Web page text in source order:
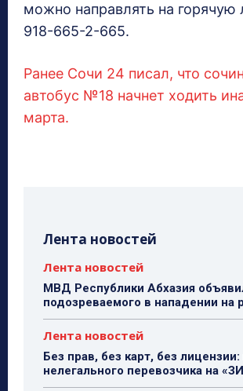
можно направлять на
918-665-2-665.
Ранее Сочи 24 писал, что
автобус №18 начнет ходить
марта.
Лента новостей
Лента новостей
МВД Республики Абхазия
подозреваемого в нападении на
Лента новостей
Без прав, без карт, без
нелегального перевозчика на